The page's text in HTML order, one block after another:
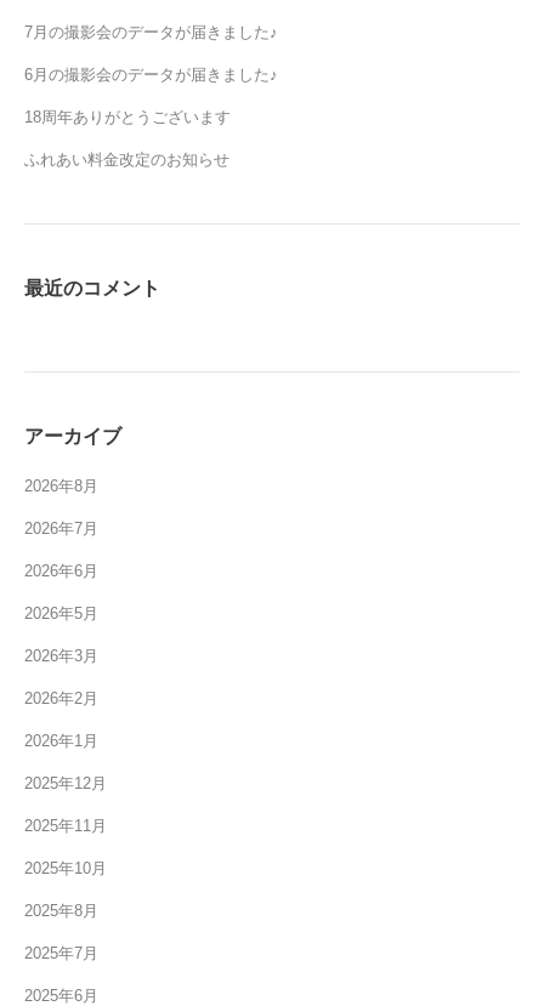
7月の撮影会のデータが届きました♪
6月の撮影会のデータが届きました♪
18周年ありがとうございます
ふれあい料金改定のお知らせ
最近のコメント
アーカイブ
2026年8月
2026年7月
2026年6月
2026年5月
2026年3月
2026年2月
2026年1月
2025年12月
2025年11月
2025年10月
2025年8月
2025年7月
2025年6月